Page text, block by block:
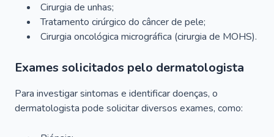
Cirurgia de unhas;
Tratamento cirúrgico do câncer de pele;
Cirurgia oncológica micrográfica (cirurgia de MOHS).
Exames solicitados pelo dermatologista
Para investigar sintomas e identificar doenças, o
dermatologista pode solicitar diversos exames, como: